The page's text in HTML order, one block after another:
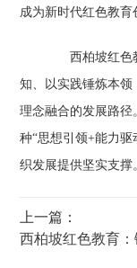
成为新时代红色教育
西柏坡红色教
知、以实践锤炼本
理念融合的发展路
种“思想引领+能力
织发展提供坚实支撑
上一篇：
西柏坡红色教育